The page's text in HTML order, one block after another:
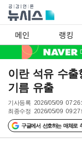
메인 랭킹
이란 석유 수
기름 유출
기사등록 2026/05/09
최종수정 2026/05/09
구글에서 선호하는 매체로